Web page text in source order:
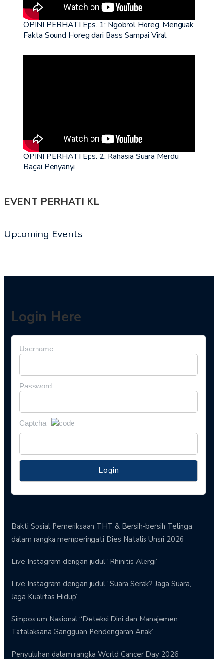
OPINI PERHATI Eps. 1: Ngobrol Horeg, Menguak
Fakta Sound Horeg dari Bass Sampai Viral
OPINI PERHATI Eps. 2: Rahasia Suara Merdu
Bagai Penyanyi
EVENT PERHATI KL
Upcoming Events
Login Here
Username
Password
Captcha
Bakti Sosial Pemeriksaan THT & Bersih-bersih Telinga
dalam rangka memperingati Dies Natalis Unsri 2026
Live Instagram dengan judul “Rhinitis Alergi”
Live Instagram dengan judul “Suara Serak? Jaga Suara,
Jaga Kualitas Hidup”
Simposium Nasional “Deteksi Dini dan Manajemen
Tatalaksana Gangguan Pendengaran Anak”
Penyuluhan dalam rangka World Cancer Day 2026